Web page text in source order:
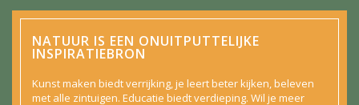
NATUUR IS EEN ONUITPUTTELIJKE
INSPIRATIEBRON
Kunst maken biedt verrijking, je leert beter kijken, beleven
met alle zintuigen. Educatie biedt verdieping. Wil je meer